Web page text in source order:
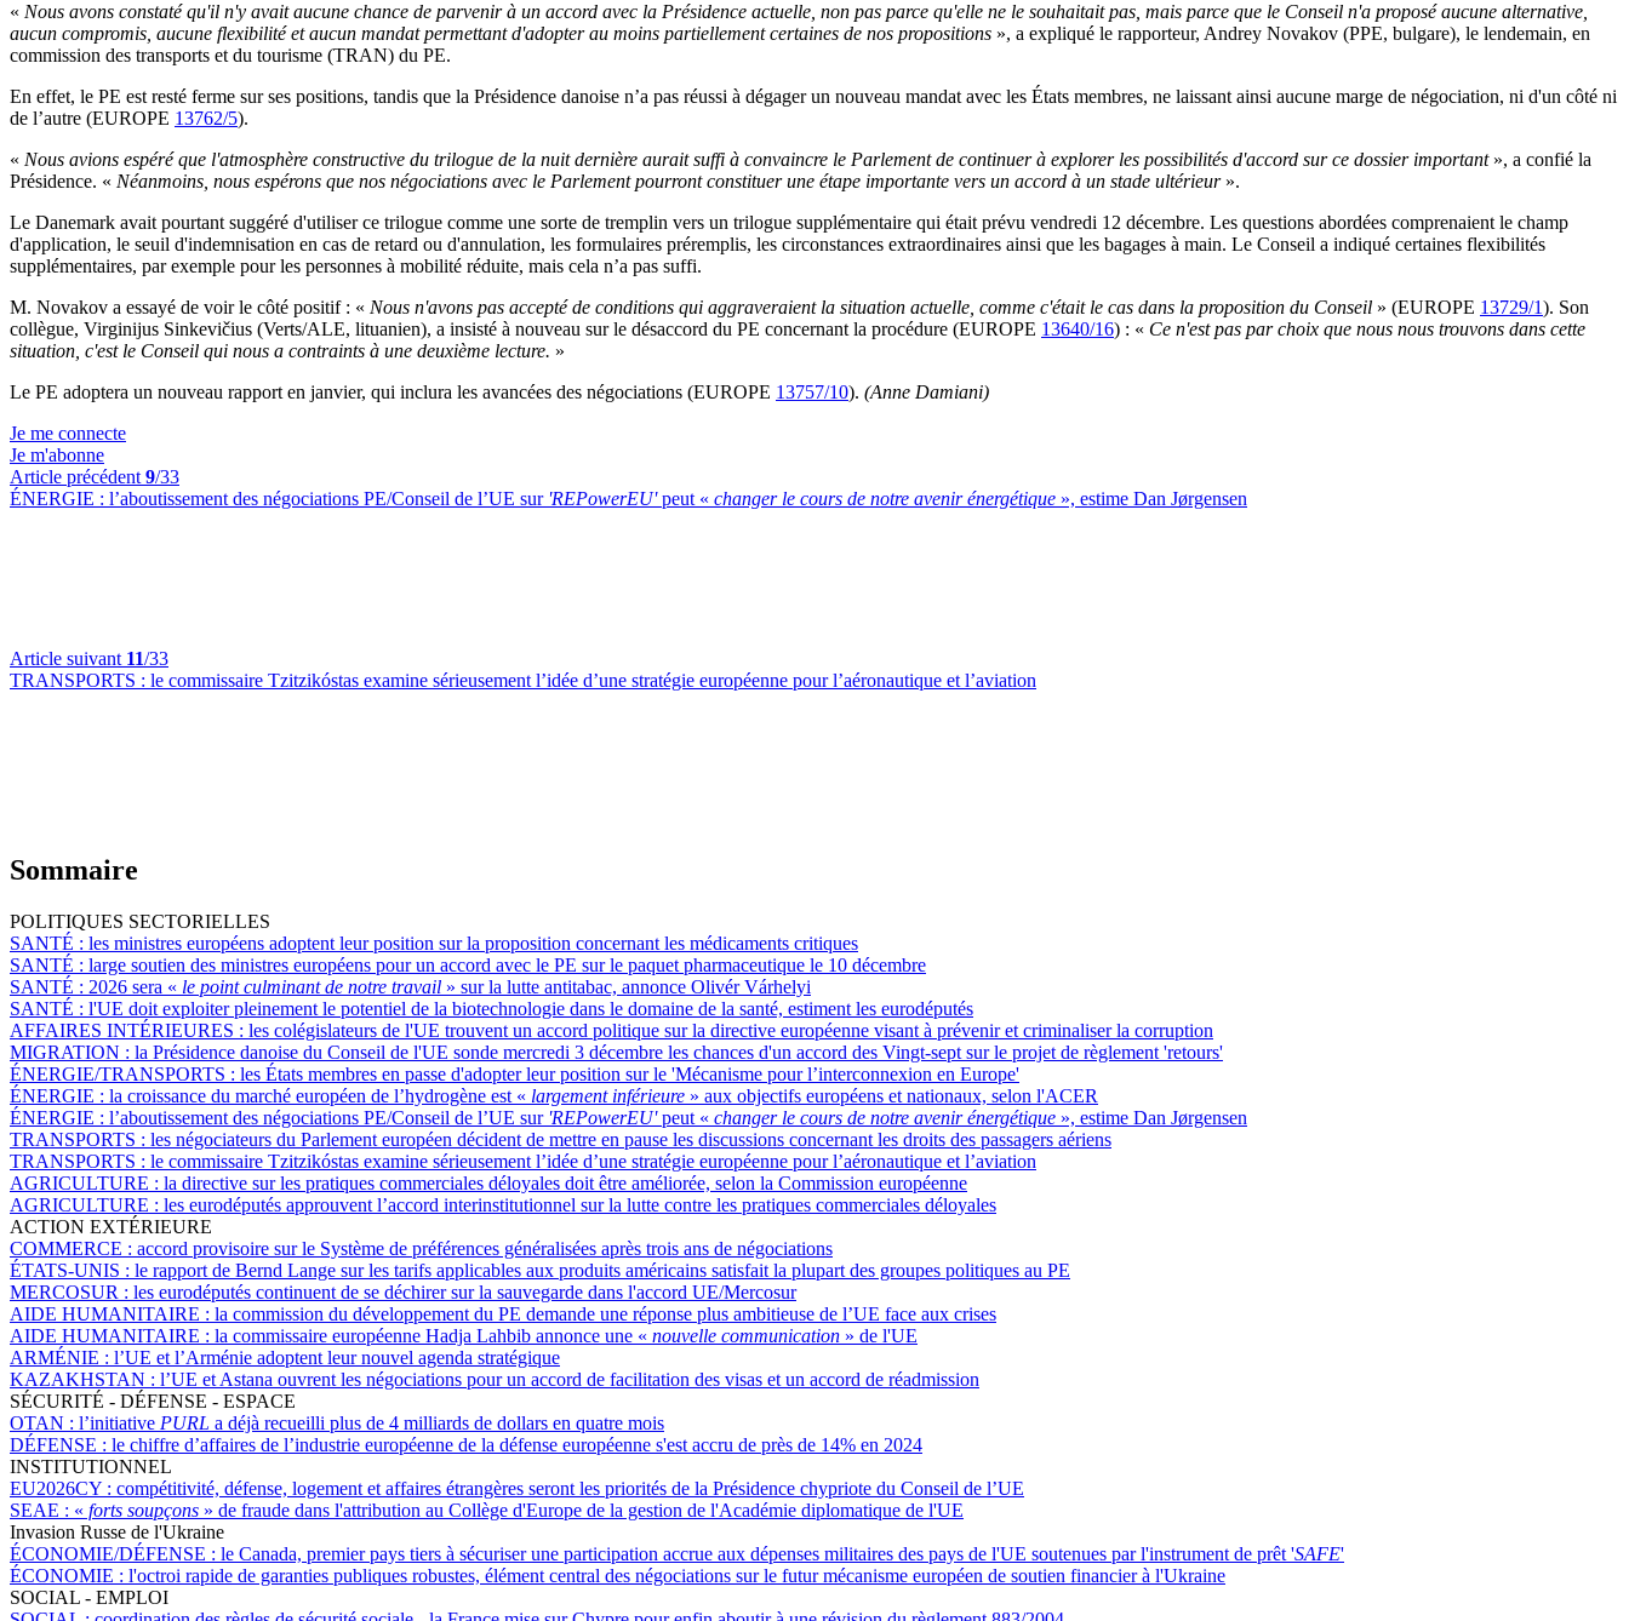
« Nous avons constaté qu'il n'y avait aucune chance de parvenir à un accord avec la Présidence actuelle, non pas parce qu'elle ne le souhaitait pas, mais parce que le Conseil n'a proposé aucune alternative,
aucun compromis, aucune flexibilité et aucun mandat permettant d'adopter au moins partiellement certaines de nos propositions », a expliqué le rapporteur, Andrey Novakov (PPE, bulgare), le lendemain, en
commission des transports et du tourisme (TRAN) du PE.
En effet, le PE est resté ferme sur ses positions, tandis que la Présidence danoise n’a pas réussi à dégager un nouveau mandat avec les États membres, ne laissant ainsi aucune marge de négociation, ni d'un côté ni
de l’autre (EUROPE 13762/5).
« Nous avions espéré que l'atmosphère constructive du trilogue de la nuit dernière aurait suffi à convaincre le Parlement de continuer à explorer les possibilités d'accord sur ce dossier important », a confié la
Présidence. « Néanmoins, nous espérons que nos négociations avec le Parlement pourront constituer une étape importante vers un accord à un stade ultérieur ».
Le Danemark avait pourtant suggéré d'utiliser ce trilogue comme une sorte de tremplin vers un trilogue supplémentaire qui était prévu vendredi 12 décembre. Les questions abordées comprenaient le champ
d'application, le seuil d'indemnisation en cas de retard ou d'annulation, les formulaires préremplis, les circonstances extraordinaires ainsi que les bagages à main. Le Conseil a indiqué certaines flexibilités
supplémentaires, par exemple pour les personnes à mobilité réduite, mais cela n’a pas suffi.
M. Novakov a essayé de voir le côté positif : « Nous n'avons pas accepté de conditions qui aggraveraient la situation actuelle, comme c'était le cas dans la proposition du Conseil » (EUROPE 13729/1). Son
collègue, Virginijus Sinkevičius (Verts/ALE, lituanien), a insisté à nouveau sur le désaccord du PE concernant la procédure (EUROPE 13640/16) : « Ce n'est pas par choix que nous nous trouvons dans cette
situation, c'est le Conseil qui nous a contraints à une deuxième lecture. »
Le PE adoptera un nouveau rapport en janvier, qui inclura les avancées des négociations (EUROPE 13757/10). (Anne Damiani)
Je me connecte
Je m'abonne
Article précédent 9/33
ÉNERGIE : l’aboutissement des négociations PE/Conseil de l’UE sur 'REPowerEU'peut « changer le cours de notre avenir énergétique », estime Dan Jørgensen
Article suivant 11/33
TRANSPORTS : le commissaire Tzitzikóstas examine sérieusement l’idée d’une stratégie européenne pour l’aéronautique et l’aviation
Sommaire
POLITIQUES SECTORIELLES
SANTÉ : les ministres européens adoptent leur position sur la proposition concernant les médicaments critiques
SANTÉ : large soutien des ministres européens pour un accord avec le PE sur le paquet pharmaceutique le 10 décembre
SANTÉ : 2026 sera « le point culminant de notre travail » sur la lutte antitabac, annonce Olivér Várhelyi
SANTÉ : l'UE doit exploiter pleinement le potentiel de la biotechnologie dans le domaine de la santé, estiment les eurodéputés
AFFAIRES INTÉRIEURES : les colégislateurs de l'UE trouvent un accord politique sur la directive européenne visant à prévenir et criminaliser la corruption
MIGRATION : la Présidence danoise du Conseil de l'UE sonde mercredi 3 décembre les chances d'un accord des Vingt-sept sur le projet de règlement 'retours'
ÉNERGIE/TRANSPORTS : les États membres en passe d'adopter leur position sur le 'Mécanisme pour l’interconnexion en Europe'
ÉNERGIE : la croissance du marché européen de l’hydrogène est « largement inférieure » aux objectifs européens et nationaux, selon l'ACER
ÉNERGIE : l’aboutissement des négociations PE/Conseil de l’UE sur 'REPowerEU'peut « changer le cours de notre avenir énergétique », estime Dan Jørgensen
TRANSPORTS : les négociateurs du Parlement européen décident de mettre en pause les discussions concernant les droits des passagers aériens
TRANSPORTS : le commissaire Tzitzikóstas examine sérieusement l’idée d’une stratégie européenne pour l’aéronautique et l’aviation
AGRICULTURE : la directive sur les pratiques commerciales déloyales doit être améliorée, selon la Commission européenne
AGRICULTURE : les eurodéputés approuvent l’accord interinstitutionnel sur la lutte contre les pratiques commerciales déloyales
ACTION EXTÉRIEURE
COMMERCE : accord provisoire sur le Système de préférences généralisées après trois ans de négociations
ÉTATS-UNIS : le rapport de Bernd Lange sur les tarifs applicables aux produits américains satisfait la plupart des groupes politiques au PE
MERCOSUR : les eurodéputés continuent de se déchirer sur la sauvegarde dans l'accord UE/Mercosur
AIDE HUMANITAIRE : la commission du développement du PE demande une réponse plus ambitieuse de l’UE face aux crises
AIDE HUMANITAIRE : la commissaire européenne Hadja Lahbib annonce une « nouvelle communication » de l'UE
ARMÉNIE : l’UE et l’Arménie adoptent leur nouvel agenda stratégique
KAZAKHSTAN : l’UE et Astana ouvrent les négociations pour un accord de facilitation des visas et un accord de réadmission
SÉCURITÉ - DÉFENSE - ESPACE
OTAN : l’initiative PURL a déjà recueilli plus de 4 milliards de dollars en quatre mois
DÉFENSE : le chiffre d’affaires de l’industrie européenne de la défense européenne s'est accru de près de 14% en 2024
INSTITUTIONNEL
EU2026CY : compétitivité, défense, logement et affaires étrangères seront les priorités de la Présidence chypriote du Conseil de l’UE
SEAE : « forts soupçons » de fraude dans l'attribution au Collège d'Europe de la gestion de l'Académie diplomatique de l'UE
Invasion Russe de l'Ukraine
ÉCONOMIE/DÉFENSE : le Canada, premier pays tiers à sécuriser une participation accrue aux dépenses militaires des pays de l'UE soutenues par l'instrument de prêt 'SAFE'
ÉCONOMIE : l'octroi rapide de garanties publiques robustes, élément central des négociations sur le futur mécanisme européen de soutien financier à l'Ukraine
SOCIAL - EMPLOI